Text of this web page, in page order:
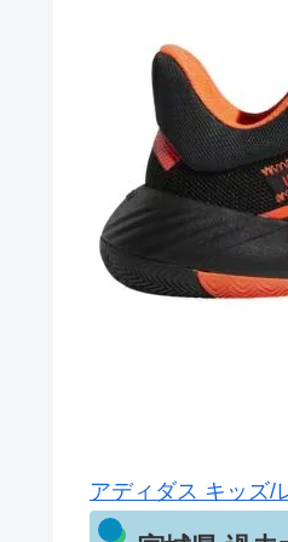
アディダス キッズ/